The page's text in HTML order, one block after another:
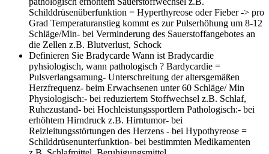
Schilddrüsenüberfunktion = Hyperthyreose oder Fieber -> pro
Grad Temperaturanstieg kommt es zur Pulserhöhung um 8-12
Schläge/Min- bei Verminderung des Sauerstoffangebotes an
die Zellen z.B. Blutverlust, Schock
Definieren Sie Bradycarde Wann ist Bradycardie
pyhsiologisch, wann pathologisch ? Bardycardie =
Pulsverlangsamung- Unterschreitung der altersgemäßen
Herzfrequenz- beim Erwachsenen unter 60 Schläge/ Min
Physiologisch:- bei reduziertem Stoffwechsel z.B. Schlaf,
Ruhezustand- bei Hochleistungssportlern Pathologisch:- bei
erhöhtem Hirndruck z.B. Hirntumor- bei
Reizleitungsstörtungen des Herzens - bei Hypothyreose =
Schilddrüsenunterfunktion- bei bestimmten Medikamenten